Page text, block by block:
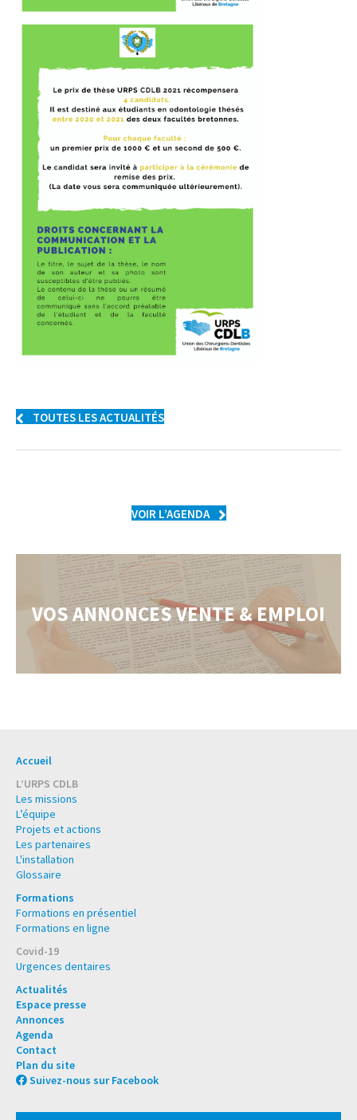
TOUTES LES ACTUALITÉS
VOIR L’AGENDA
VOS ANNONCES VENTE & EMPLOI
Accueil
L’URPS CDLB
Les missions
L’équipe
Projets et actions
Les partenaires
L'installation
Glossaire
Formations
Formations en présentiel
Formations en ligne
Covid-19
Urgences dentaires
Actualités
Espace presse
Annonces
Agenda
Contact
Plan du site
Suivez-nous sur Facebook